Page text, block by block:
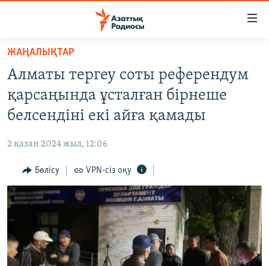
Skip
main
content
Skip
main
to
Search
AZATTYQTV
АДАМ ҚҰҚЫҚТАРЫ
ӘЛЕУМЕТ
ӘЛЕМ
АРНАЙЫ ЖОБАЛАР
Русский
ЖАҢАЛЫҚТАР
Алматы тергеу соты референдум
қарсаңында ұсталған бірнеше
белсендіні екі айға қамады
2 қазан 2024 жыл, 12:06
Бөлісу VPN-сіз оқу